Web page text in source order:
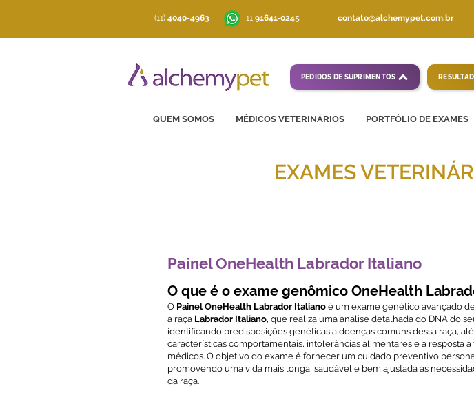
(11) 4040-4963 ‪11 91641‑0245 contato@alchemypet.com.br
PEDIDOS DE SUPRIMENTOS
QUEM SOMOS MÉDICOS VETERINÁRIOS PORTFÓLIO DE EXAMES
EXAMES
Painel OneHealth Labrador Italiano
O que é o exame genômico OneHealth
O Painel OneHealth Labrador Italiano é um exame genético avançado
a raça Labrador Italiano, que realiza uma análise detalhada do DNA do
identificando predisposições genéticas a doenças comuns dessa raça,
características comportamentais, intolerâncias alimentares e a resposta
médicos. O objetivo do exame é fornecer um cuidado preventivo
promovendo uma vida mais longa, saudável e bem ajustada às
da raça.